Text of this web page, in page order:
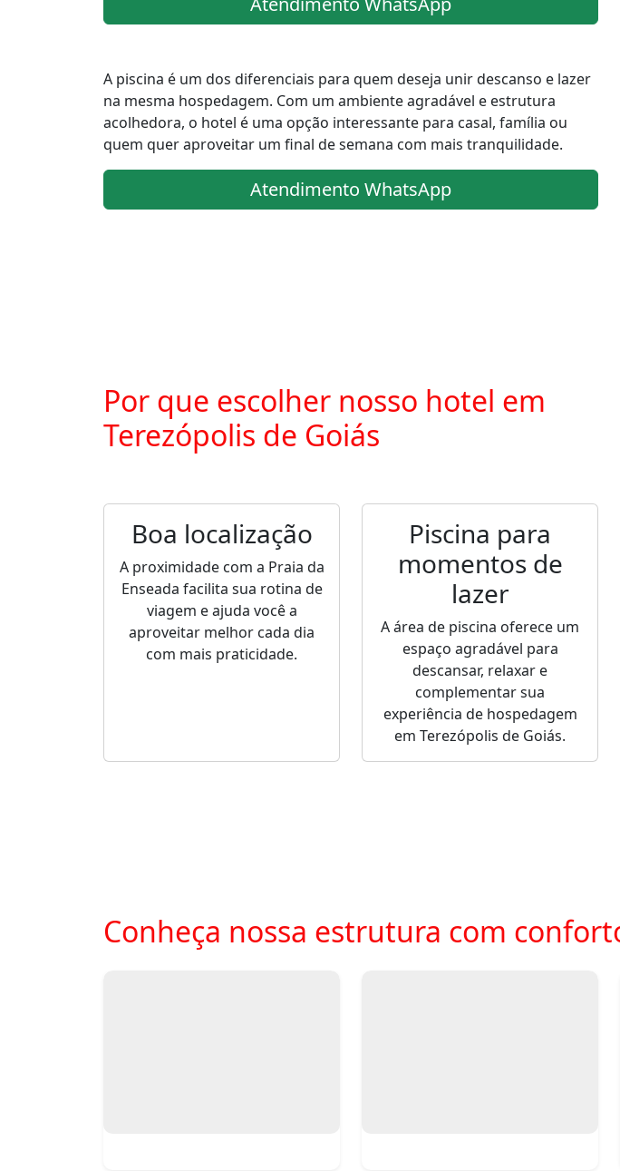
A piscina é um dos diferenciais para quem deseja unir descanso e lazer
na mesma hospedagem. Com um ambiente agradável e estrutura
acolhedora, o hotel é uma opção interessante para casal, família ou
quem quer aproveitar um final de semana com mais tranquilidade.
Atendimento WhatsApp
Por que escolher nosso hotel em
Terezópolis de Goiás
Boa localização
A proximidade com a Praia da
Enseada facilita sua rotina de
viagem e ajuda você a
aproveitar melhor cada dia
com mais praticidade.
Piscina para
momentos de
lazer
A área de piscina oferece um
espaço agradável para
descansar, relaxar e
complementar sua
experiência de hospedagem
em Terezópolis de Goiás.
Conheça nossa estrutura com